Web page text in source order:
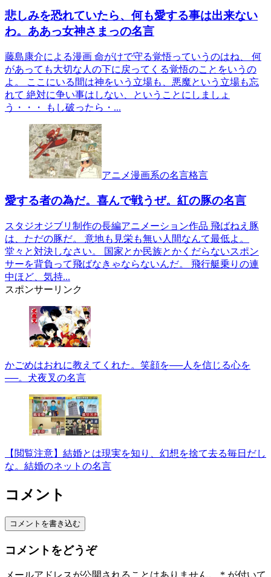
悲しみを恐れていたら、何も愛する事は出来ない
わ。ああっ女神さまっの名言
藤島康介による漫画 命がけで守る覚悟っていうのはね、 何
があっても大切な人の下に戻ってくる覚悟のことをいうの
よ。 ここにいる間は神をいう立場も、悪魔という立場も忘
れて 絶対に争い事はしない、ということにしましょ
う・・・ もし破ったら・...
アニメ漫画系の名言格言
愛する者の為だ。喜んで戦うぜ。紅の豚の名言
スタジオジブリ制作の長編アニメーション作品 飛ばねえ豚
は、ただの豚だ。 意地も見栄も無い人間なんて最低よ。
堂々と対決しなさい。 国家とか民族とかくだらないスポン
サーを背負って飛ばなきゃならないんだ。 飛行艇乗りの連
中ほど、気持...
スポンサーリンク
かごめはおれに教えてくれた。笑顔を──人を信じる心を
──。犬夜叉の名言
【閲覧注意】結婚とは現実を知り、幻想を捨て去る毎日だし
な。結婚のネットの名言
コメント
コメントを書き込む
コメントをどうぞ